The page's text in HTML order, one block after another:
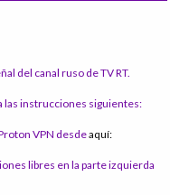
del canal ruso de TV RT.
las instrucciones siguientes:
VPN desdeaquí:
libres en la parte izquierda